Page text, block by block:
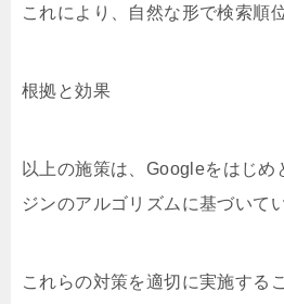
これにより、自然な形で検索順
根拠と効果
以上の施策は、Googleをはじめ
ジンのアルゴリズムに基づいて
これらの対策を適切に実施する